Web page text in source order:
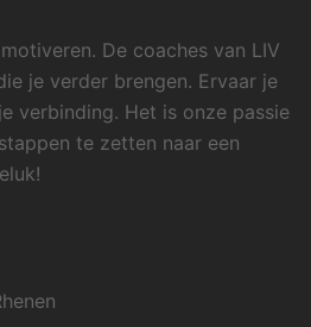
De coaches van LIV
je verder brengen. Ervaar je
verbinding. Het is onze passie
te zetten naar een